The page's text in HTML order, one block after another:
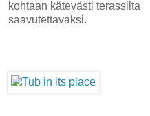
kohtaan kätevästi terassilta
saavutettavaksi.